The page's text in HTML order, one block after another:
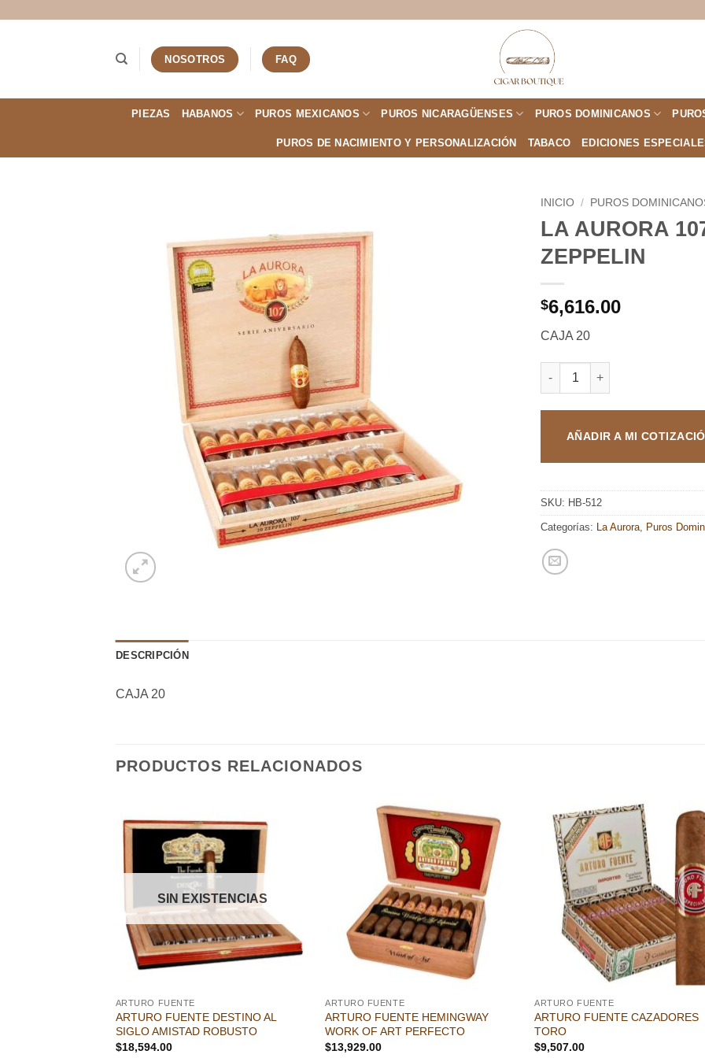
NOSOTROS FAQ
PIEZAS HABANOS PUROS MEXICANOS PUROS NICARAGÜENSES PUROS DOMINICANOS
PUROS DE NACIMIENTO Y PERSONALIZACIÓN TABACO EDICIONES
INICIO / PUROS
LA AURORA
ZEPPELIN
$6,616.00
CAJA 20
LA AURORA 107 ZEPPELIN
AÑADIR A MI
SKU: HB-512
Categorías: La Aurora Puros
DESCRIPCIÓN
CAJA 20
PRODUCTOS RELACIONADOS
SIN EXISTENCIAS
ARTURO FUENTE
ARTURO FUENTE DESTINO AL
SIGLO AMISTAD ROBUSTO
$18,594.00
Añadir
a la
lista de
deseos
ARTURO FUENTE
ARTURO FUENTE HEMINGWAY
WORK OF ART PERFECTO
$13,929.00
lista
ARTURO FUENTE
ARTURO FUENTE CAZADORES
TORO
$9,507.00